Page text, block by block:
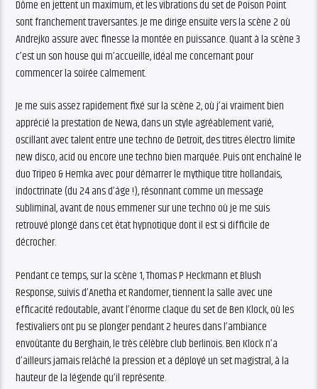
Dôme en jettent un maximum, et les vibrations du set de Poison Point
sont franchement traversantes. Je me dirige ensuite vers la scène 2 où
Andrejko assure avec finesse la montée en puissance. Quant à la scène 3
c’est un son house qui m’accueille, idéal me concernant pour
commencer la soirée calmement.
Je me suis assez rapidement fixé sur la scène 2, où j’ai vraiment bien
apprécié la prestation de Newa, dans un style agréablement varié,
oscillant avec talent entre une techno de Detroit, des titres électro limite
new disco, acid ou encore une techno bien marquée. Puis ont enchaîné le
duo Tripeo & Hemka avec pour démarrer le mythique titre hollandais,
indoctrinate (du 24 ans d’âge !), résonnant comme un message
subliminal, avant de nous emmener sur une techno où je me suis
retrouvé plongé dans cet état hypnotique dont il est si difficile de
décrocher.
Pendant ce temps, sur la scène 1, Thomas P Heckmann et Blush
Response, suivis d’Anetha et Randomer, tiennent la salle avec une
efficacité redoutable, avant l’énorme claque du set de Ben Klock, où les
festivaliers ont pu se plonger pendant 2 heures dans l’ambiance
envoûtante du Berghain, le très célèbre club berlinois. Ben Klock n’a
d’ailleurs jamais relâché la pression et a déployé un set magistral, à la
hauteur de la légende qu’il représente.